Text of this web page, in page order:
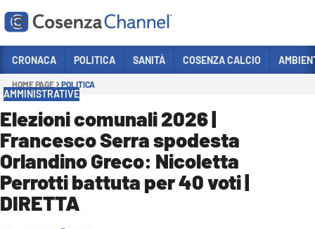
Sezioni
CRONACA
POLITICA
COSENZA CALCIO
ECONOMIA E LAVORO
ITALIA MONDO
CRONACA POLITICA SANITÀ COSENZA CALCIO
HOME PAGE POLITICA
AMMINISTRATIVE
Elezioni comunali 2026 |
Francesco Serra spodesta
Orlandino Greco: Nicoletta
Perrotti battuta per 40 voti |
DIRETTA